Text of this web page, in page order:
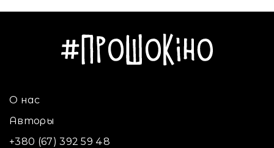
05.01.2022
О нас
Авторы
+380 (67) 392 59 48